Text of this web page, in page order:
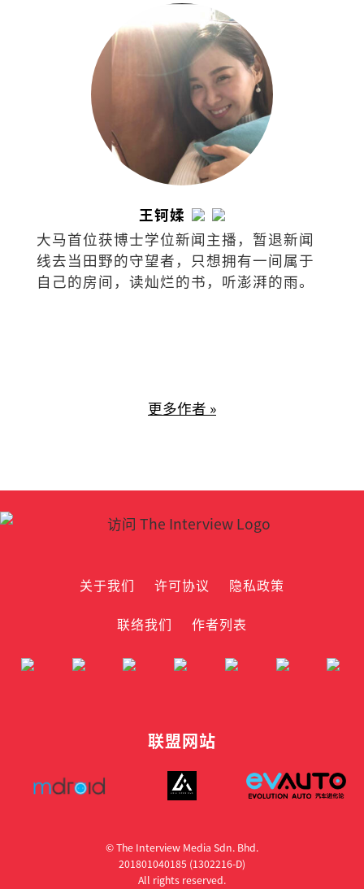
王钶媃
大马首位获博士学位新闻主播，暂退新闻
线去当田野的守望者，只想拥有一间属于
自己的房间，读灿烂的书，听澎湃的雨。
更多作者 »
关于我们 许可协议
隐私政策
联络我们
作者列表
联盟网站
© The Interview Media Sdn. Bhd.
201801040185 (1302216­-D)
All rights reserved.